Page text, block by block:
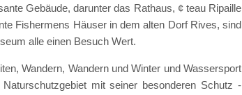
Gebäude, darunter das Rathaus, ¢ teau Ripaille
Fishermens Häuser in dem alten Dorf Rives, sind
alle einen Besuch Wert.
Wandern, Wandern und Winter und Wassersport
mit seiner besonderen Schutz -